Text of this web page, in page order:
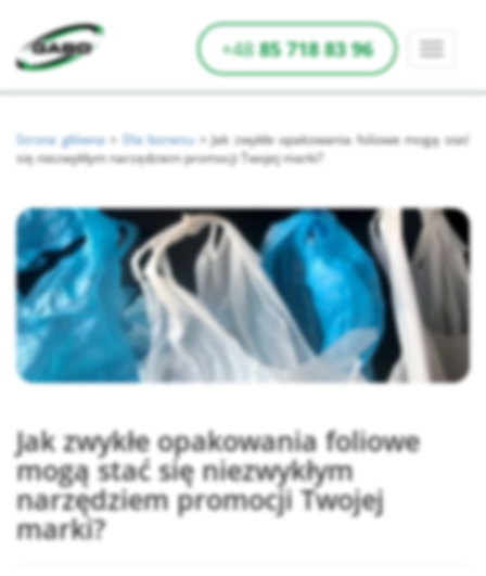
+4885 718 83 96
Strona główna> Dla biznesu>Jak zwykłe opakowania foliowe mogą stać
się niezwykłym narzędziem promocji Twojej marki?
Jak zwykłe opakowania foliowe
mogą stać się niezwykłym
narzędziem promocji Twojej
marki?